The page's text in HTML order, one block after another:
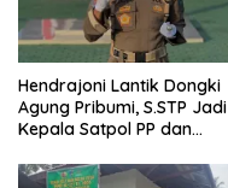
Hendrajoni Lantik Dongki
Agung Pribumi, S.STP Jadi
Kepala Satpol PP dan